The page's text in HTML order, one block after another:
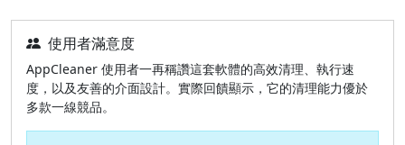
使用者滿意度
AppCleaner 使用者一再稱讚這套軟體的高效清理、執行速
度，以及友善的介面設計。實際回饋顯示，它的清理能力優於
多款一線競品。